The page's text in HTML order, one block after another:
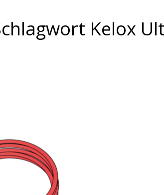
Kelox